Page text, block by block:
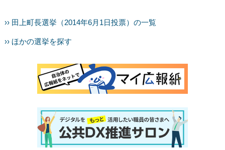
›› 田上町長選挙（2014年6月1日投票）の一覧
›› ほかの選挙を探す